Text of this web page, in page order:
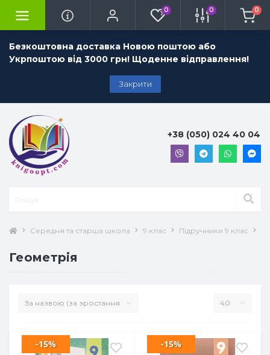
Безкоштовна доставка Новою поштою або
Укрпоштою від 3000 грн! Щоденне відправлення!
Закрити
0 0 0
+38 (050) 024 40 04
Середня та старша школа 9 клас Підручники 9 клас
Геометрія
-15% -15%